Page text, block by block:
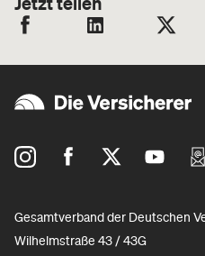
Gesamtverband der Deutschen
Wilhelmstraße 43 / 43G